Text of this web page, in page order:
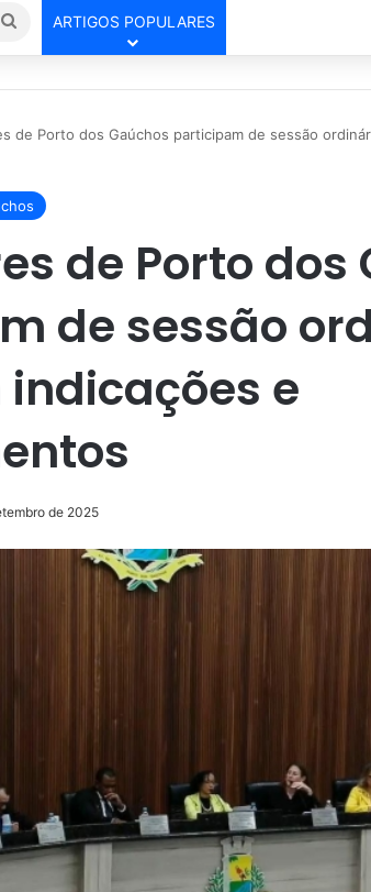
Procurar
por
ARTIGOS POPULARES
de Porto dos Gaúchos participam de sessão
de Porto dos
de sessão
e
de 2025